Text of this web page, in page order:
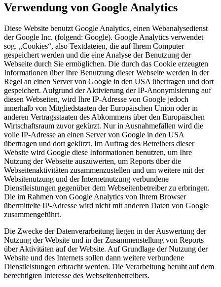
Verwendung von Google Analytics
Diese Website benutzt Google Analytics, einen Webanalysedienst
der Google Inc. (folgend: Google). Google Analytics verwendet
sog. „Cookies“, also Textdateien, die auf Ihrem Computer
gespeichert werden und die eine Analyse der Benutzung der
Webseite durch Sie ermöglichen. Die durch das Cookie erzeugten
Informationen über Ihre Benutzung dieser Webseite werden in der
Regel an einen Server von Google in den USA übertragen und dort
gespeichert. Aufgrund der Aktivierung der IP-Anonymisierung auf
diesen Webseiten, wird Ihre IP-Adresse von Google jedoch
innerhalb von Mitgliedstaaten der Europäischen Union oder in
anderen Vertragsstaaten des Abkommens über den Europäischen
Wirtschaftsraum zuvor gekürzt. Nur in Ausnahmefällen wird die
volle IP-Adresse an einen Server von Google in den USA
übertragen und dort gekürzt. Im Auftrag des Betreibers dieser
Website wird Google diese Informationen benutzen, um Ihre
Nutzung der Webseite auszuwerten, um Reports über die
Webseitenaktivitäten zusammenzustellen und um weitere mit der
Websitenutzung und der Internetnutzung verbundene
Dienstleistungen gegenüber dem Webseitenbetreiber zu erbringen.
Die im Rahmen von Google Analytics von Ihrem Browser
übermittelte IP-Adresse wird nicht mit anderen Daten von Google
zusammengeführt.
Die Zwecke der Datenverarbeitung liegen in der Auswertung der
Nutzung der Website und in der Zusammenstellung von Reports
über Aktivitäten auf der Website. Auf Grundlage der Nutzung der
Website und des Internets sollen dann weitere verbundene
Dienstleistungen erbracht werden. Die Verarbeitung beruht auf dem
berechtigten Interesse des Webseitenbetreibers.